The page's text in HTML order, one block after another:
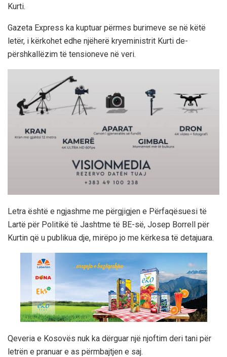
Kurti.
Gazeta Express ka kuptuar përmes burimeve se në këtë
letër, i kërkohet edhe njëherë kryeministrit Kurti de-
përshkallëzim të tensioneve në veri.
Letra është e ngjashme me përgjigjen e Përfaqësuesi të
Lartë për Politikë të Jashtme të BE-së, Josep Borrell për
Kurtin që u publikua dje, mirëpo jo me kërkesa të detajuara.
Qeveria e Kosovës nuk ka dërguar një njoftim deri tani për
letrën e pranuar e as përmbajtjen e saj.